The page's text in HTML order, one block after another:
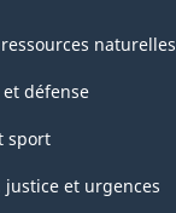
naturelles
défense
sport
justice et urgences